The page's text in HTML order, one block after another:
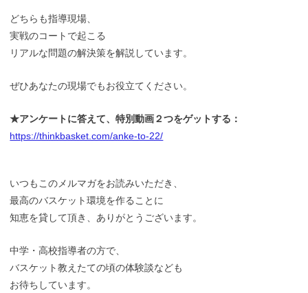
どちらも指導現場、
実戦のコートで起こる
リアルな問題の解決策を解説しています。
ぜひあなたの現場でもお役立てください。
★アンケートに答えて、特別動画２つをゲットする：
https://thinkbasket.com/anke-to-22/
いつもこのメルマガをお読みいただき、
最高のバスケット環境を作ることに
知恵を貸して頂き、ありがとうございます。
中学・高校指導者の方で、
バスケット教えたての頃の体験談なども
お待ちしています。